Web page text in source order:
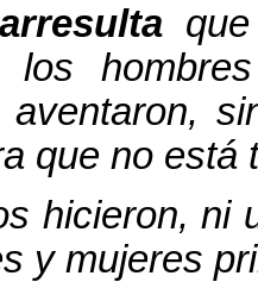
arresultaque
los
aventaron,
que no está
hicieron, ni
y mujeres